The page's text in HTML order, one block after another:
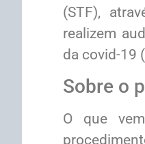
(STF),
realizem
da covid-19
Sobre o
O que